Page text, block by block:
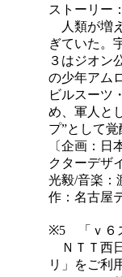
ストーリー：
人類が増
ぎていた。
３はジオン
の少年アム
ビルスーツ
め、軍人と
プ”として覚
〔企画：
クターデザ
光毅/音楽：
作：名古屋
※5 「ｖ６
ＮＴＴ西
リ」をご利